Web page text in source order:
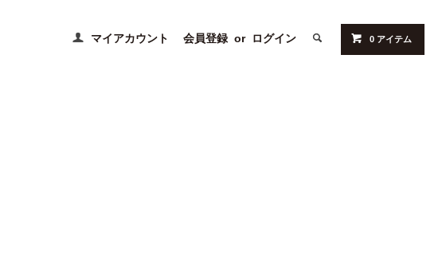
マイアカウント 会員登録 or ログイン 0 アイテム